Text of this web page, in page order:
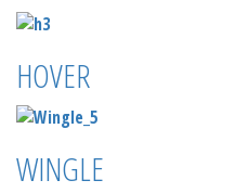
HOVER
WINGLE